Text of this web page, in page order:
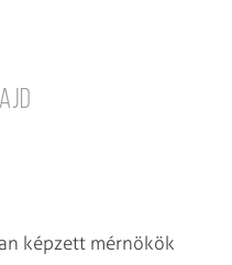
képzett mérnökök